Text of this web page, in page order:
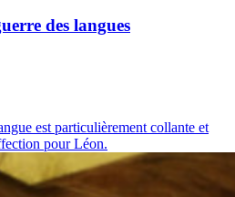
des langues
est particulièrement collante et
pour Léon.